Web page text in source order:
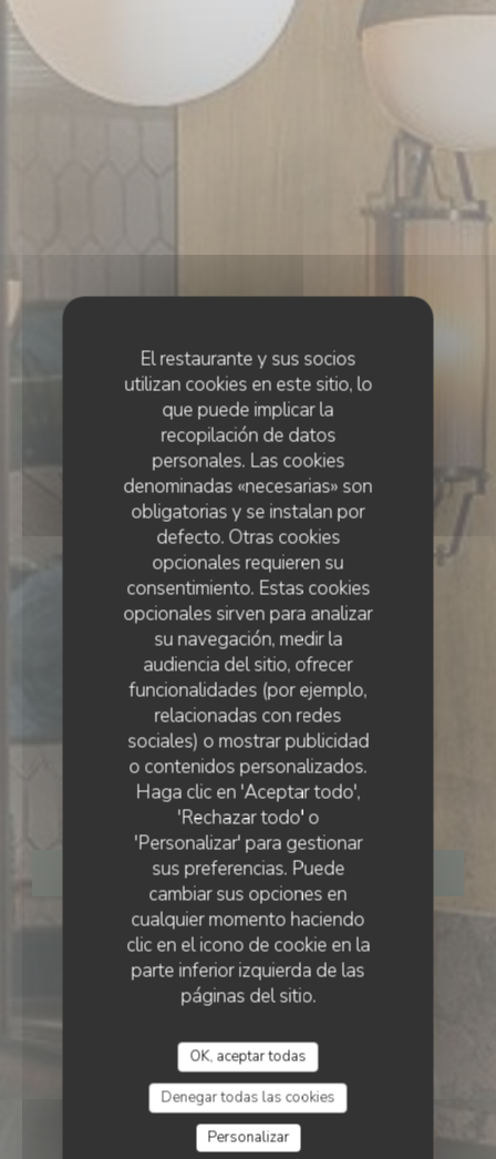
El restaurante y sus socios
utilizan cookies en este sitio, lo
que puede implicar la
recopilación de datos
personales. Las cookies
denominadas «necesarias» son
obligatorias y se instalan por
defecto. Otras cookies
opcionales requieren su
consentimiento. Estas cookies
opcionales sirven para analizar
su navegación, medir la
audiencia del sitio, ofrecer
funcionalidades (por ejemplo,
relacionadas con redes
sociales) o mostrar publicidad
o contenidos personalizados.
Haga clic en 'Aceptar todo',
'Rechazar todo' o
'Personalizar' para gestionar
sus preferencias. Puede
cambiar sus opciones en
cualquier momento haciendo
clic en el icono de cookie en la
parte inferior izquierda de las
páginas del sitio.
OK, aceptar todas
Denegar todas las cookies
Personalizar
RESTAURANT BISTRONOMIQUE• PARIS
Le Bois
RESERVAR UNA MESA